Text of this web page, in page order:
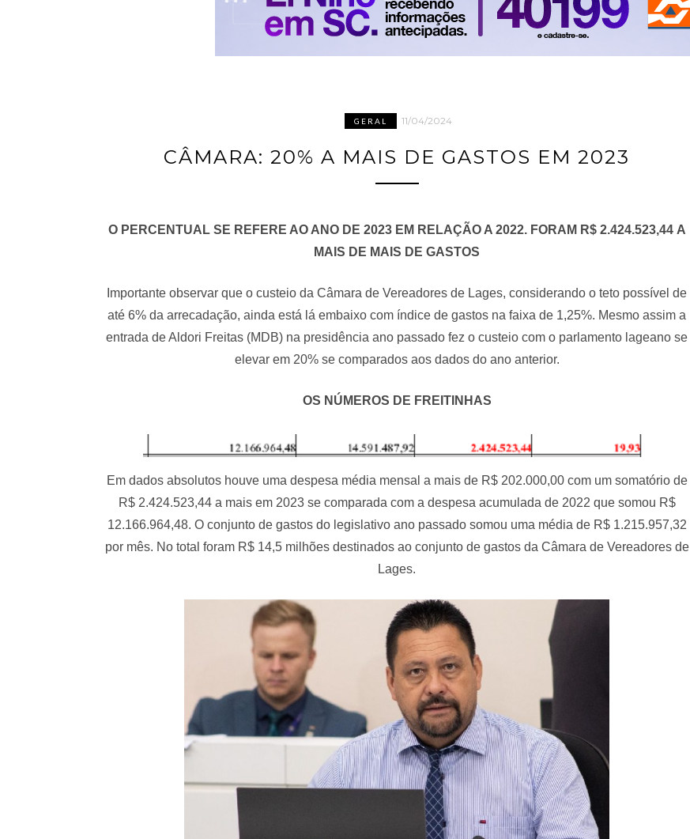
GERAL 11/04/2024
CÂMARA: 20% A MAIS DE GASTOS EM 2023
O PERCENTUAL SE REFERE AO ANO DE 2023 EM RELAÇÃO A 2022. FORAM R$ 2.424.523,44 A
MAIS DE MAIS DE GASTOS
Importante observar que o custeio da Câmara de Vereadores de Lages, considerando o teto possível de
até 6% da arrecadação, ainda está lá embaixo com índice de gastos na faixa de 1,25%. Mesmo assim a
entrada de Aldori Freitas (MDB) na presidência ano passado fez o custeio com o parlamento lageano se
elevar em 20% se comparados aos dados do ano anterior.
OS NÚMEROS DE FREITINHAS
Em dados absolutos houve uma despesa média mensal a mais de R$ 202.000,00 com um somatório de
R$ 2.424.523,44 a mais em 2023 se comparada com a despesa acumulada de 2022 que somou R$
12.166.964,48. O conjunto de gastos do legislativo ano passado somou uma média de R$ 1.215.957,32
por mês. No total foram R$ 14,5 milhões destinados ao conjunto de gastos da Câmara de Vereadores de
Lages.